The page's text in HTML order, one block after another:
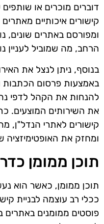
דוברים מוכרים או שותפים
קישורים איכותיים
ומפורסם באתרים שונים,
הרחב, מה שמוביל לעניין
בנוסף, ניתן לנצל את
באמצעות פרסום הכתבות
להנחות את הקהל לדפי
את השירותים המוצעים.
קישורים לאתרי הנדל"ן,
ומחזק את האופטימיזציה
תוכן ממומן
תוכן ממומן, כאשר הוא
ככלי רב עוצמה לבניית
פוסטים ממומנים באתרים